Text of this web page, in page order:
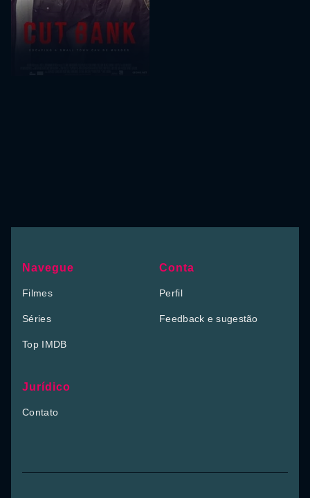
Navegue
Filmes
Séries
Top IMDB
Conta
Perfil
Feedback e sugestão
Jurídico
Contato